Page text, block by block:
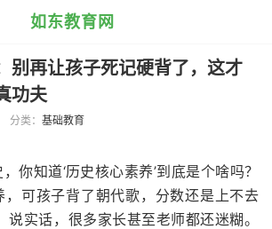
如东教育网
别再让孩子死记硬背了，这才
功夫
分类： 基础教育
你知道‘历史核心素养’到底是个啥吗？
，可孩子背了朝代歌，分数还是上不去
实话，很多家长甚至老师都还迷糊。